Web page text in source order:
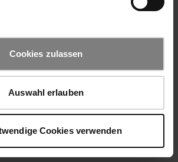
Cookies zulassen
Auswahl erlauben
Cookies verwenden